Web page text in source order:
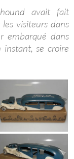
avait fait
visiteurs dans
embarqué dans
se croire